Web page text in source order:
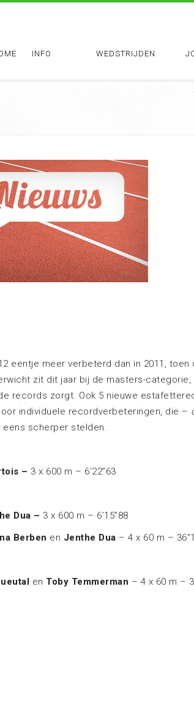
INFO WEDSTRIJDEN
eentje meer verbeterd dan in 2011, toen
zit dit jaar bij de masters-categorie,
records zorgt. Ook 5 nieuwe
individuele recordverbeteringen, die –
scherper stelden.
– 3 x 600 m – 6’22”63
Dua – 3 x 600 m – 6’15”88
Berben en Jenthe Dua – 4 x 60 m –
en Toby Temmerman – 4 x 60 m –